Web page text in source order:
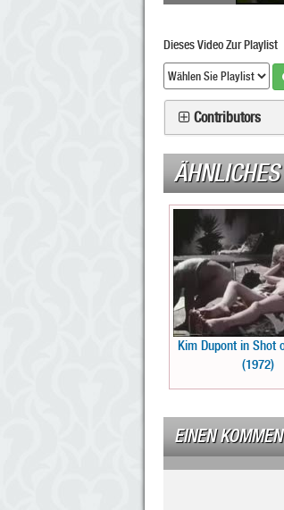
Dieses Video Zur Playlist
Contributors
Kim Dupont in Shot
(1972)
EINEN